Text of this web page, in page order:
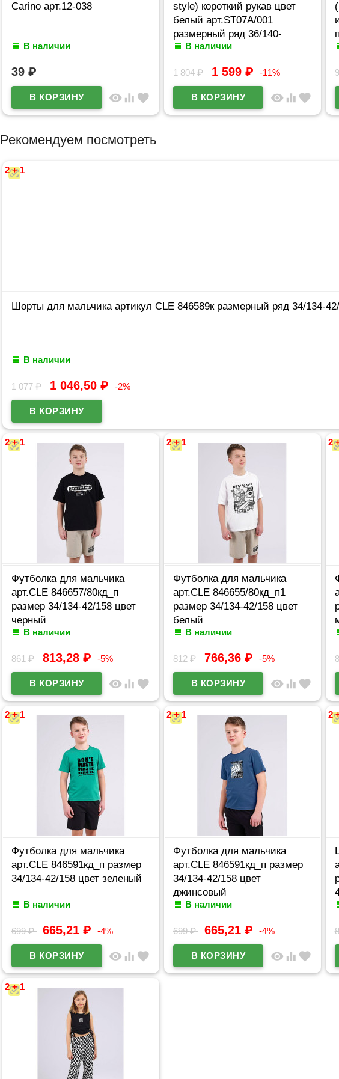
Carino арт.12-038
В наличии
39 ₽
visibility equalizer favorite
style) короткий рукав цвет
белый арт.ST07A/001
размерный ряд 36/140-
44/164
В наличии
1 804₽ 1 599 ₽ -11%
visibility equalizer favorite
Рекомендуем посмотреть
2 + 1
Шорты для мальчика артикул CLE 846589к размерный ряд 34/134-
В наличии
1 077₽ 1 046,50 ₽ -2%
2 + 1
Футболка для мальчика
арт.CLE 846657/80кд_п
размер 34/134-42/158 цвет
черный
В наличии
861₽ 813,28 ₽ -5%
visibility equalizer favorite
2 + 1
Футболка для мальчика
арт.CLE 846655/80кд_п1
размер 34/134-42/158 цвет
белый
В наличии
812₽ 766,36 ₽ -5%
visibility equalizer favorite
2
2 + 1
Футболка для мальчика
арт.CLE 846591кд_п размер
34/134-42/158 цвет зеленый
В наличии
699₽ 665,21 ₽ -4%
visibility equalizer favorite
2 + 1
Футболка для мальчика
арт.CLE 846591кд_п размер
34/134-42/158 цвет
джинсовый
В наличии
699₽ 665,21 ₽ -4%
visibility equalizer favorite
2
2 + 1